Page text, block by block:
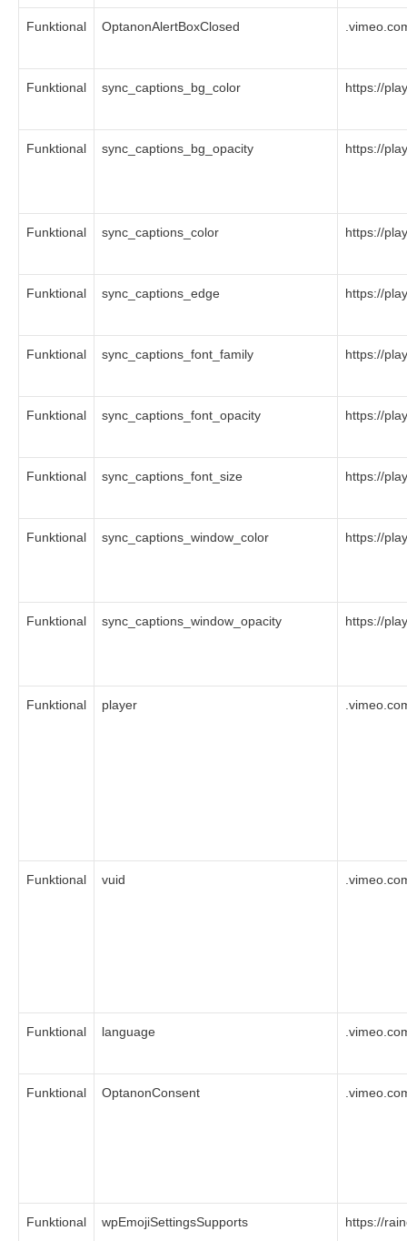
Funktional OptanonAlertBoxClosed
Funktional sync_captions_bg_color https://
Funktional sync_captions_bg_opacity https://
Funktional sync_captions_color https://
Funktional sync_captions_edge https://
Funktional sync_captions_font_family https://
Funktional sync_captions_font_opacity https://
Funktional sync_captions_font_size https://
Funktional sync_captions_window_color https://
Funktional sync_captions_window_opacity https://
Funktional player
Funktional vuid
Funktional language
Funktional OptanonConsent
Funktional wpEmojiSettingsSupports https://